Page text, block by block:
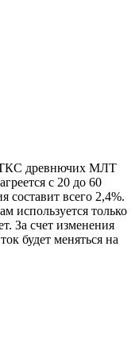
ТКС древнючих МЛТ
с 20 до 60
составит всего 2,4%.
используется только
За счет изменения
будет меняться на